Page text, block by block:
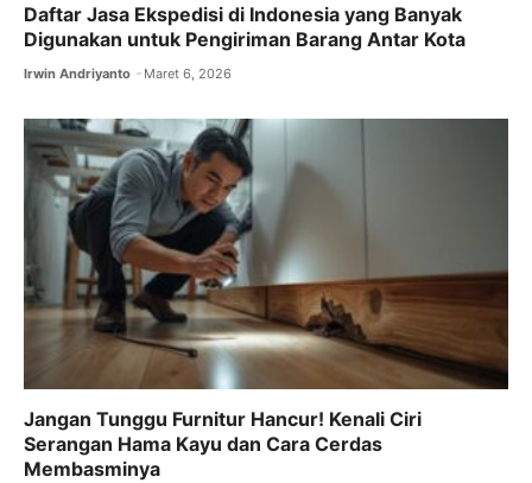
Daftar Jasa Ekspedisi di Indonesia yang Banyak
Digunakan untuk Pengiriman Barang Antar Kota
Irwin Andriyanto Maret 6, 2026
Jangan Tunggu Furnitur Hancur! Kenali Ciri
Serangan Hama Kayu dan Cara Cerdas
Membasminya